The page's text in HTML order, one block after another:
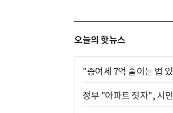
오늘의 핫뉴스
"증여세 7억 줄이는 법
정부 "아파트 짓자", 시